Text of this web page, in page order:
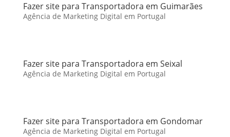
Fazer site para Transportadora em Guimarães
Agência de Marketing Digital em Portugal
Fazer site para Transportadora em Seixal
Agência de Marketing Digital em Portugal
Fazer site para Transportadora em Gondomar
Agência de Marketing Digital em Portugal